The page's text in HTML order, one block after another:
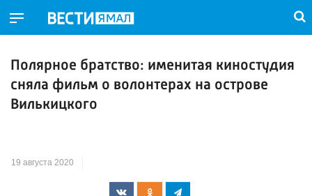
Полярное братство: именитая киностудия
сняла фильм о волонтерах на острове
Вилькицкого
19 августа 2020